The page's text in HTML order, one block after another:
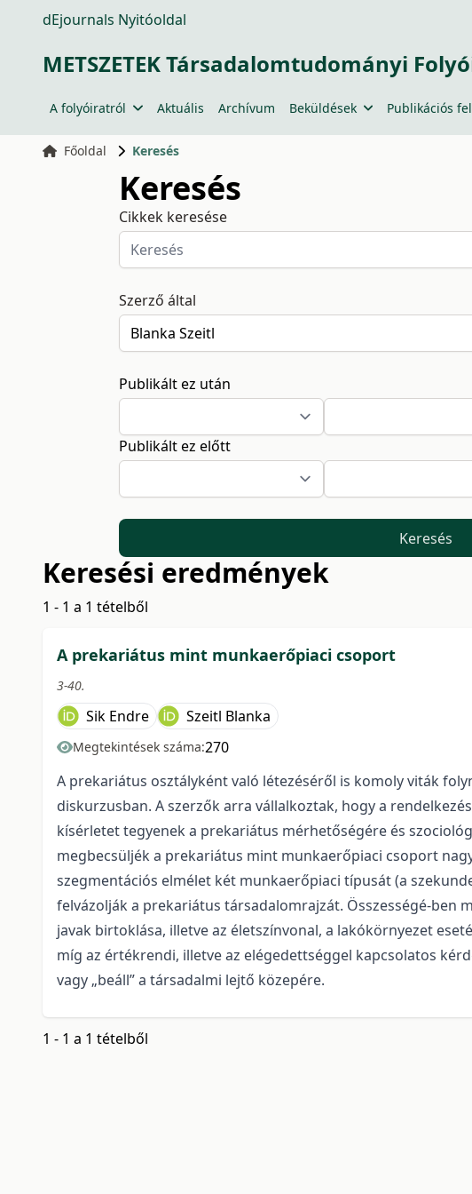
dEjournals Nyitóoldal
METSZETEK Társadalomtudományi
A folyóiratról Aktuális Archívum Beküldések Publikációs
Főoldal Keresés
Keresés
Cikkek keresése
Szerző által
Publikált ez után
Publikált ez előtt
Keresés
Keresési eredmények
1 - 1 a 1 tételből
A prekariátus mint munkaerőpiaci csoport
3-40.
Sik Endre Szeitl Blanka
Megtekintések száma:270
A prekariátus osztályként való létezéséről is komoly viták
diskurzusban. A szerzők arra vállalkoztak, hogy a
kísérletet tegyenek a prekariátus mérhetőségére és
megbecsüljék a prekariátus mint munkaerőpiaci csoport
szegmentációs elmélet két munkaerőpiaci típusát (a
felvázolják a prekariátus társadalomrajzát. Összességé-ben
javak birtoklása, illetve az életszínvonal, a lakókörnyezet
míg az értékrendi, illetve az elégedettséggel kapcsolatos
vagy „beáll” a társadalmi lejtő közepére.
1 - 1 a 1 tételből